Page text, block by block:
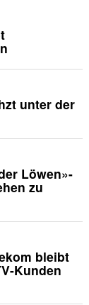
unter der
Löwen»-
zu
bleibt
Kunden